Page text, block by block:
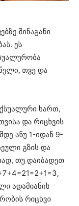
შინაგანი
ეს
თვე და
ხართ,
და რიცხვის
ანუ 1-იდან 9-
გზის და
თუ დაიბადეთ
ადამიანის
რიცხვი